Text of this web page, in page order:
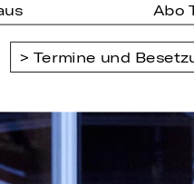
Abo
Termine und